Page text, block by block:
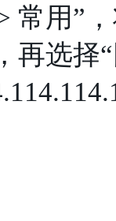
常用”
再选择